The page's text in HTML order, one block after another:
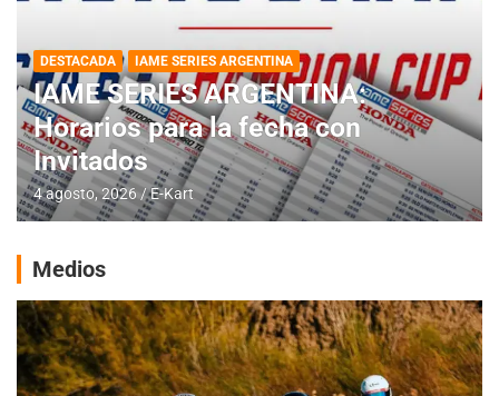
DESTACADA IAME SERIES ARGENTINA
IAME SERIES ARGENTINA:
Horarios para la fecha con
Invitados
4 agosto, 2026 E-Kart
Medios